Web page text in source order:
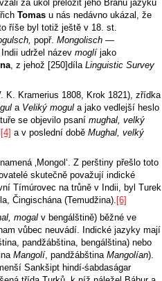
za úkol přeložit jeho Bránu jazyků
Tomas u nás nedávno ukázal, že
říše byl totiž ještě v 18. st.
popř. Mongolisch —
udržel název moglíjako
, z jehož [250]díla Linguistic Survey
K. Kramerius 1808, Krok 1821), zřídka
a Veliký mogul a jako vedlejší heslo
se objevilo psaní mughal, velký
[4] a v poslední době Mughal, velký
‚Mongol‘. Z perštiny přešlo toto
skutečně považují indické
Tímúrovec na trůně v Indii, byl Turek
Čingischána (Temudžina). [6]
mogal v bengálštině) běžné ve
vůbec neuvádí. Indické jazyky mají
pandžábština, bengálština) nebo
Mangolí, pandžábština Mangolían).
Sankšipt hindí-śabdaságar